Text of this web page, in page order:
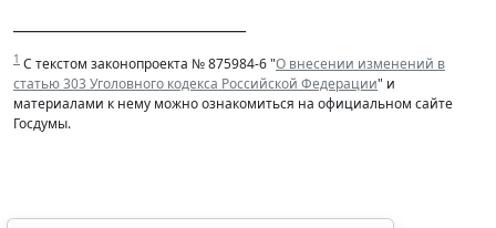
1 С текстом законопроекта № 875984-6 "О внесении изменений в
статью 303 Уголовного кодекса Российской Федерации" и
материалами к нему можно ознакомиться на официальном сайте
Госдумы.